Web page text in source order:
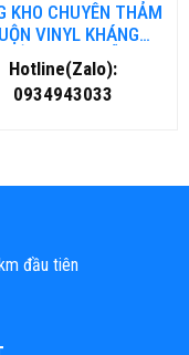
TỔNG KHO CHUYÊN
CUỘN VINYL KHÁNG
KHUẨN TẠI HÀ NỘI
Hotline(Zalo):
0934943033
đầu tiên